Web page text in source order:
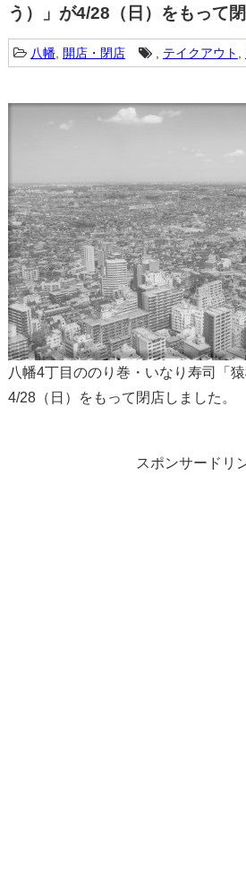
う）」が4/28（日）をもって
八幡, 開店・閉店 , テイクアウト
八幡4丁目ののり巻・いなり寿司「
4/28（日）をもって閉店しました。
スポンサードリ